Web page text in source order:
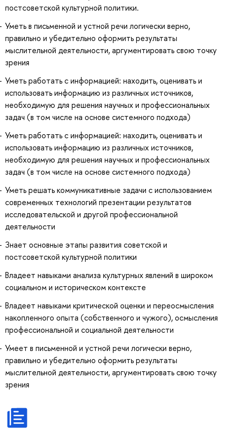
постсоветской культурной политики.
Уметь в письменной и устной речи логически верно,
правильно и убедительно оформить результаты
мыслительной деятельности, аргументировать свою точку
зрения
Уметь работать с информацией: находить, оценивать и
использовать информацию из различных источников,
необходимую для решения научных и профессиональных
задач (в том числе на основе системного подхода)
Уметь работать с информацией: находить, оценивать и
использовать информацию из различных источников,
необходимую для решения научных и профессиональных
задач (в том числе на основе системного подхода)
Уметь решать коммуникативные задачи с использованием
современных технологий презентации результатов
исследовательской и другой профессиональной
деятельности
Знает основные этапы развития советской и
постсоветской культурной политики
Владеет навыками анализа культурных явлений в широком
социальном и историческом контексте
Владеет навыками критической оценки и переосмысления
накопленного опыта (собственного и чужого), осмысления
профессиональной и социальной деятельности
Умеет в письменной и устной речи логически верно,
правильно и убедительно оформить результаты
мыслительной деятельности, аргументировать свою точку
зрения